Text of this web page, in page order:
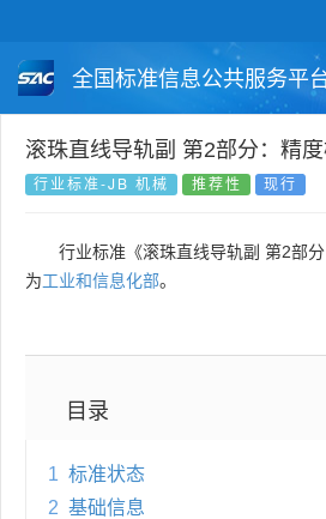
全国标准信息公共服务平
国家标准 行业标准
国外标准 技术委员会
滚珠直线导轨副 第2部分：精
行业标准-JB 机械 推荐性 现行
行业标准《滚珠直线导轨副 第2部
为工业和信息化部。
目录
1 标准状态
2 基础信息